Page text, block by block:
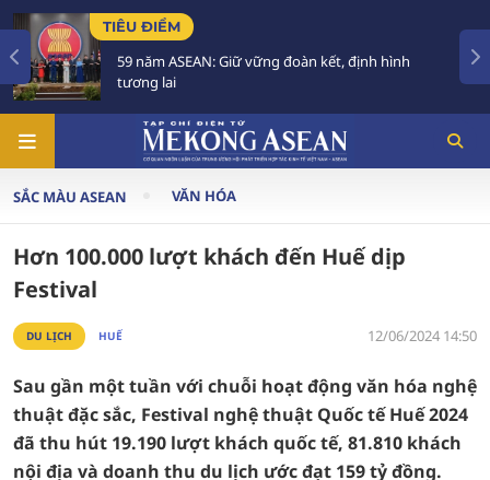
TIÊU ĐIỂM
59 năm ASEAN: Giữ vững đoàn kết, định hình
tương lai
SẮC MÀU ASEAN VĂN HÓA
Hơn 100.000 lượt khách đến Huế dịp
Festival
DU LỊCH HUẾ 12/06/2024 14:50
Sau gần một tuần với chuỗi hoạt động văn hóa nghệ
thuật đặc sắc, Festival nghệ thuật Quốc tế Huế 2024
đã thu hút 19.190 lượt khách quốc tế, 81.810 khách
nội địa và doanh thu du lịch ước đạt 159 tỷ đồng.